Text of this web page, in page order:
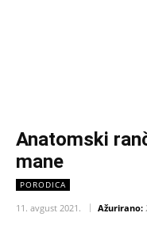
Anatomski
mane
PORODICA
11. avgust 2021. Ažurirano: